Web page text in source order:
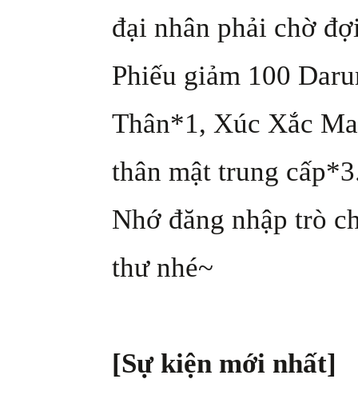
đại nhân phải chờ
Phiếu giảm 100
Thân*1, Xúc Xắc
thân mật trung
Nhớ đăng nhập trò
thư nhé~
[Sự kiện mới nhất]